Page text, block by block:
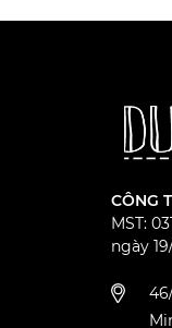
CÔNG
MST:
ngày